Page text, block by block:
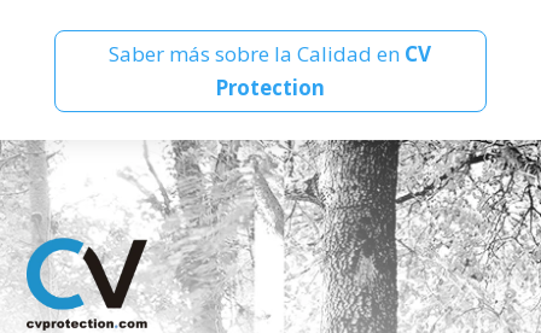
Saber más sobre la Calidad en CV
Protection